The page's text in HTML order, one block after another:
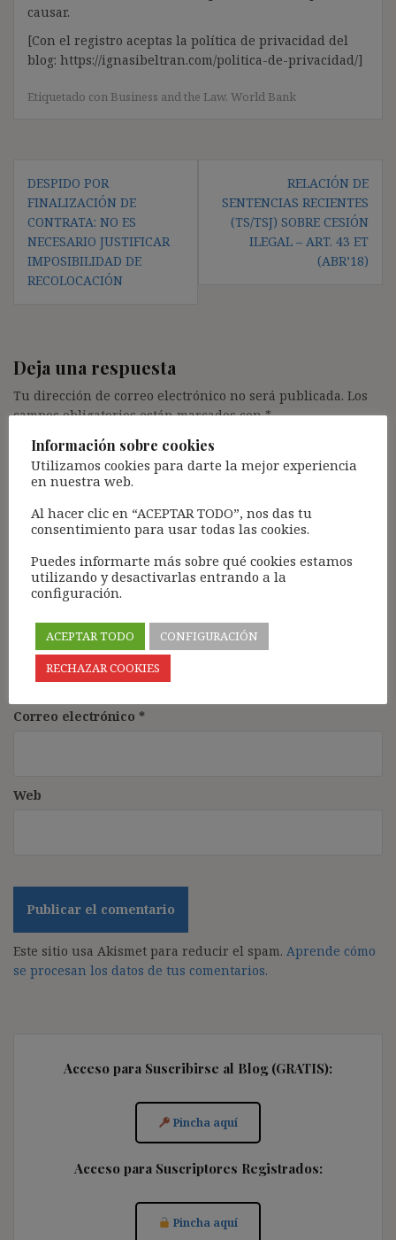
causar.
[Con el registro aceptas la política de privacidad del
blog: https://ignasibeltran.com/politica-de-privacidad/]
Etiquetado con Business and the Law, World Bank
de
entradas
DESPIDO POR
FINALIZACIÓN DE
CONTRATA: NO ES
NECESARIO JUSTIFICAR
IMPOSIBILIDAD DE
RECOLOCACIÓN
RELACIÓN DE
SENTENCIAS RECIENTES
(TS/TSJ) SOBRE CESIÓN
ILEGAL – ART. 43 ET
(ABR’18)
Deja una respuesta
Tu dirección de correo electrónico no será publicada. Los
campos obligatorios están marcados con*
Comentario*
Nombre*
Correo electrónico *
Web
Este sitio usa Akismet para reducir el spam. Aprende cómo
se procesan los datos de tus comentarios.
Acceso para Suscribirse al Blog (GRATIS):
Pincha aquí
Acceso para Suscriptores Registrados:
Pincha aquí
Información sobre cookies
Utilizamos cookies para darte la mejor experiencia
en nuestra web.
Al hacer clic en “ACEPTAR TODO”, nos das tu
consentimiento para usar todas las cookies.
Puedes informarte más sobre qué cookies estamos
utilizando y desactivarlas entrando a la
configuración.
ACEPTAR TODO
CONFIGURACIÓN
RECHAZAR COOKIES